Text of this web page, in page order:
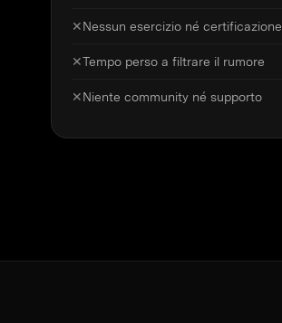
✕Nessun esercizio né certificazione
✕Tempo perso a filtrare il rumore
✕Niente community né supporto